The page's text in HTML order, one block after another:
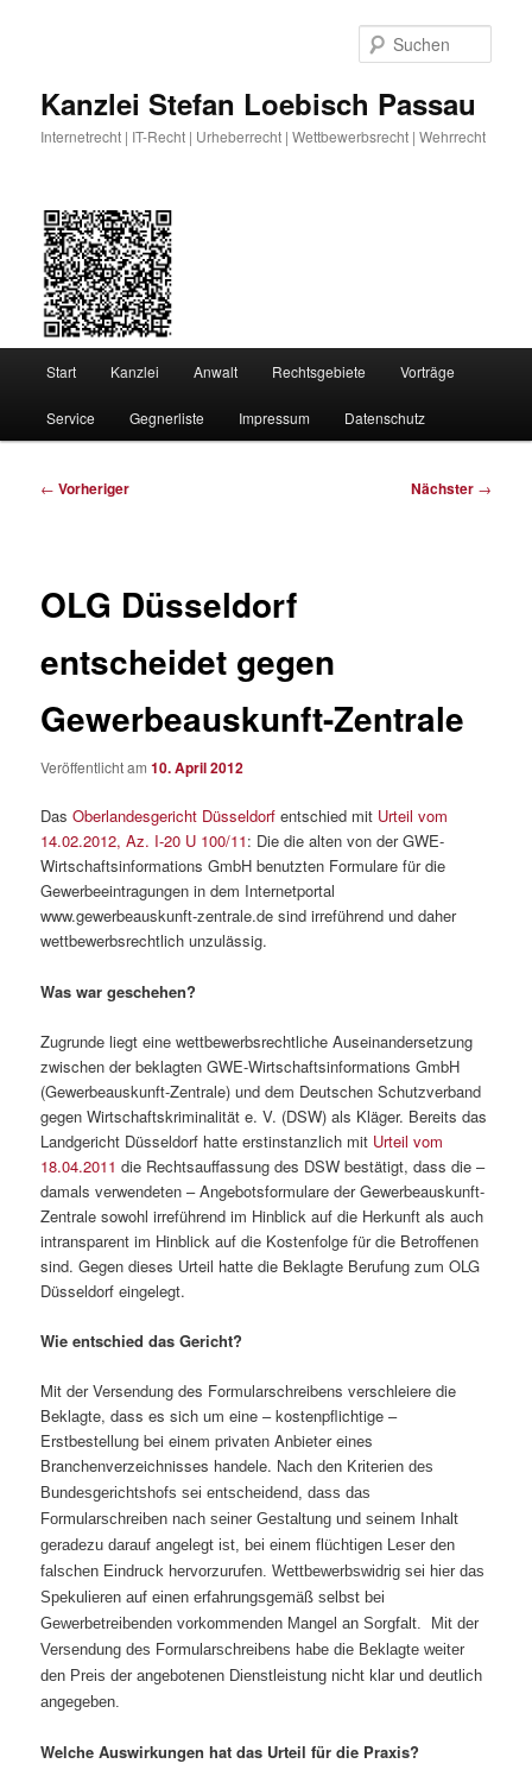
Kanzlei Stefan Loebisch Passau
Internetrecht | IT-Recht | Urheberrecht | Wettbewerbsrecht | Wehrrecht
Start Kanzlei Anwalt Rechtsgebiete Vorträge
Service Gegnerliste Impressum Datenschutz
Beitragsnavigation
← Vorheriger Nächster →
OLG Düsseldorf
entscheidet gegen
Gewerbeauskunft-Zentrale
Veröffentlicht am10. April 2012
DasOberlandesgericht Düsseldorf entschied mit Urteil vom
14.02.2012, Az. I-20 U 100/11: Die die alten von der GWE-
Wirtschaftsinformations GmbH benutzten Formulare für die
Gewerbeeintragungen in dem Internetportal
www.gewerbeauskunft-zentrale.de sind irreführend und daher
wettbewerbsrechtlich unzulässig.
Was war geschehen?
Zugrunde liegt eine wettbewerbsrechtliche Auseinandersetzung
zwischen der beklagten GWE-Wirtschaftsinformations GmbH
(Gewerbeauskunft-Zentrale) und dem Deutschen Schutzverband
gegen Wirtschaftskriminalität e. V. (DSW) als Kläger. Bereits das
Landgericht Düsseldorf hatte erstinstanzlich mit Urteil vom
18.04.2011 die Rechtsauffassung des DSW bestätigt, dass die –
damals verwendeten – Angebotsformulare der Gewerbeauskunft-
Zentrale sowohl irreführend im Hinblick auf die Herkunft als auch
intransparent im Hinblick auf die Kostenfolge für die Betroffenen
sind. Gegen dieses Urteil hatte die Beklagte Berufung zum OLG
Düsseldorf eingelegt.
Wie entschied das Gericht?
Mit der Versendung des Formularschreibens verschleiere die
Beklagte, dass es sich um eine – kostenpflichtige –
Erstbestellung bei einem privaten Anbieter eines
Branchenverzeichnisses handele. Nach den Kriterien des
Bundesgerichtshofs sei entscheidend, dass das
Formularschreiben nach seiner Gestaltung und seinem Inhalt
geradezu darauf angelegt ist, bei einem flüchtigen Leser den
falschen Eindruck hervorzurufen.Wettbewerbswidrig sei hier das
Spekulieren auf einen erfahrungsgemäß selbst bei
Gewerbetreibenden vorkommenden Mangel an Sorgfalt.
Mit der
Versendung des Formularschreibens habe die Beklagte weiter
den Preis der angebotenen Dienstleistung nicht klar und deutlich
angegeben.
Welche Auswirkungen hat das Urteil für die Praxis?